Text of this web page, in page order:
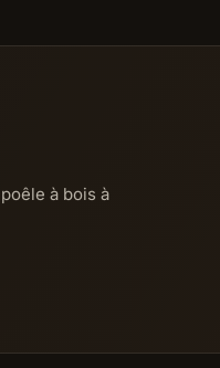
à bois à